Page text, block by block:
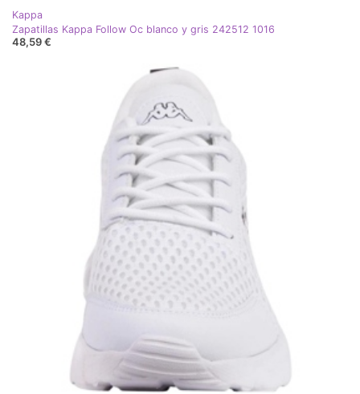
Kappa
Zapatillas Kappa Follow Oc blanco y gris 242512 1016
48,59 €